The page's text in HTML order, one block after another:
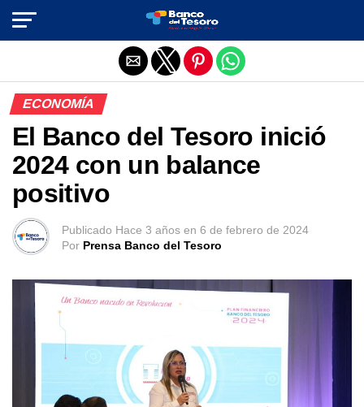
ECONOMÍA
El Banco del Tesoro inició
2024 con un balance
positivo
Publicado Hace 3 años en 6 de febrero de 2024
Por Prensa Banco del Tesoro
Salir de la versión móvil